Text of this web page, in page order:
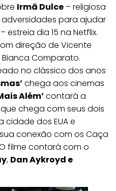
Irmã Dulce – religiosa
para ajudar
estreia dia 15 na Netflix.
direção de Vicente
Comparato.
no clássico dos anos
chega aos cinemas
Além’contará a
chega com seus dois
dos EUA e
conexão com os Caça
filme contará com o
, Dan Aykroyd e